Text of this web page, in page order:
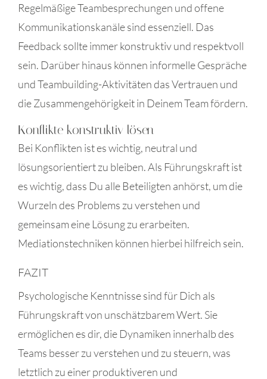
Regelmäßige Teambesprechungen und offene
Kommunikationskanäle sind essenziell. Das
Feedback sollte immer konstruktiv und respektvoll
sein. Darüber hinaus können informelle Gespräche
und Teambuilding-Aktivitäten das Vertrauen und
die Zusammengehörigkeit in Deinem Team fördern.
Konflikte konstruktiv lösen
Bei Konflikten ist es wichtig, neutral und
lösungsorientiert zu bleiben. Als Führungskraft ist
es wichtig, dass Du alle Beteiligten anhörst, um die
Wurzeln des Problems zu verstehen und
gemeinsam eine Lösung zu erarbeiten.
Mediationstechniken können hierbei hilfreich sein.
FAZIT
Psychologische Kenntnisse sind für Dich als
Führungskraft von unschätzbarem Wert. Sie
ermöglichen es dir, die Dynamiken innerhalb des
Teams besser zu verstehen und zu steuern, was
letztlich zu einer produktiveren und